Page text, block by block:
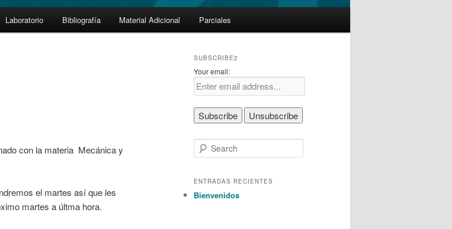
Laboratorio Bibliografía Material Adicional Parciales
con la materia Mecánica y
el martes así que les
martes a últma hora.
SUBSCRIBE2
Your email:
e
r
h
ENTRADAS RECIENTES
Bienvenidos